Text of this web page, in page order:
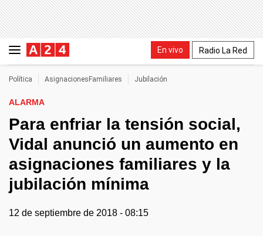
En vivo Radio La Red
Política AsignacionesFamiliares Jubilación
ALARMA
Para enfriar la tensión social,
Vidal anunció un aumento en
asignaciones familiares y la
jubilación mínima
12 de septiembre de 2018 - 08:15